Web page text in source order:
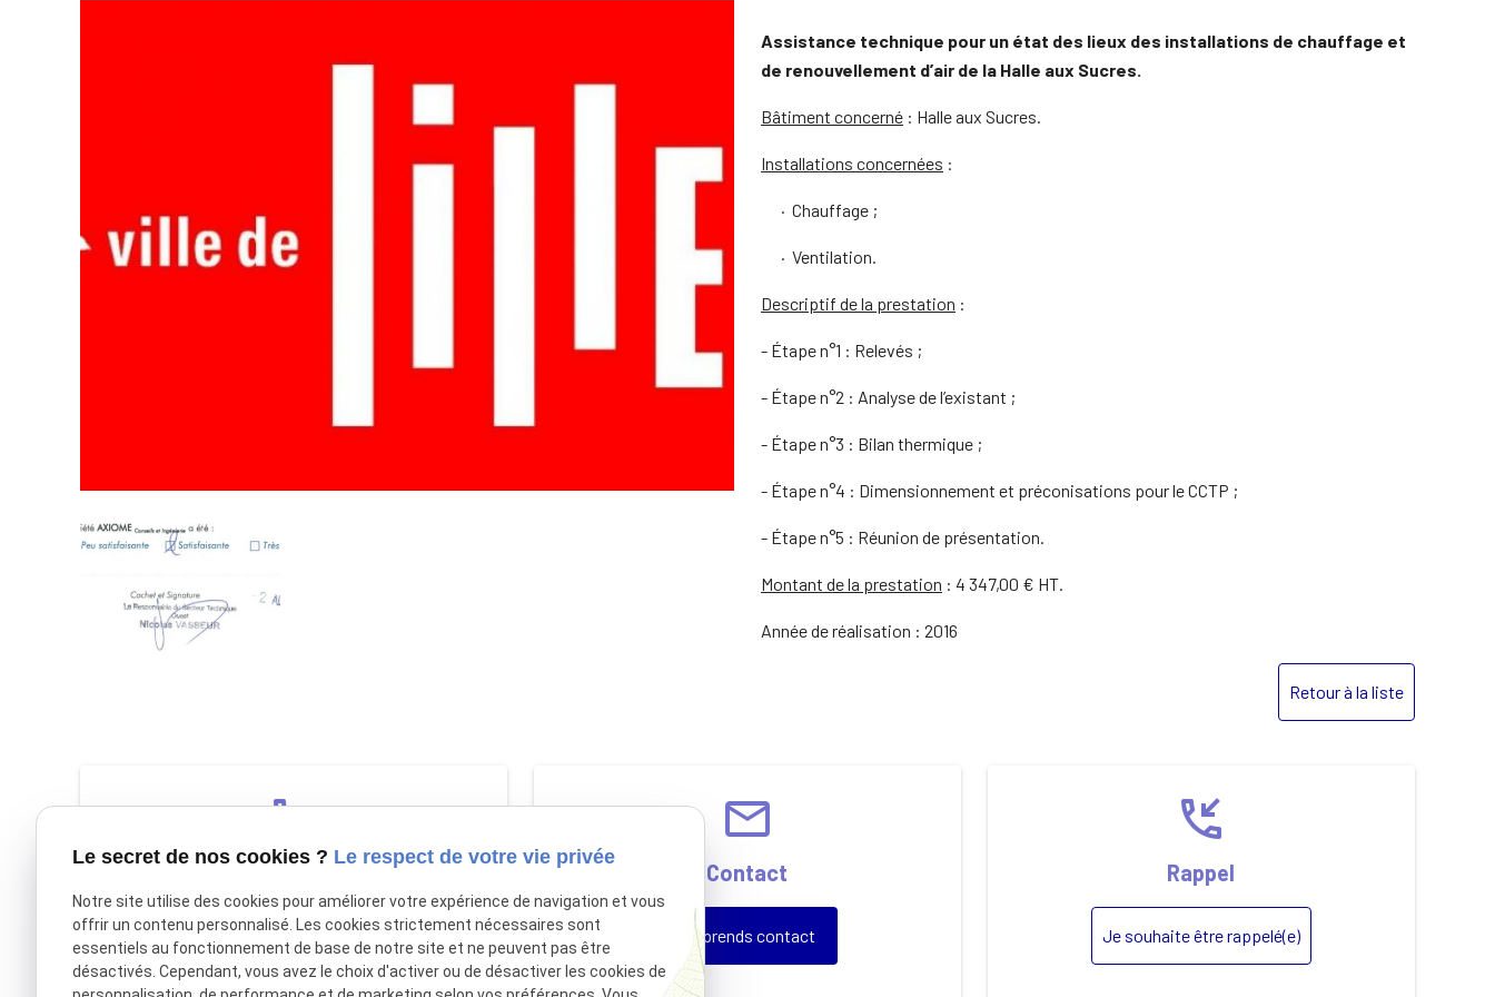
Assistance technique pour un état des lieux des installations de chauffage et
de renouvellement d’air de la Halle aux Sucres.
Bâtiment concerné : Halle aux Sucres.
Installations concernées :
· Chauffage ;
· Ventilation.
Descriptif de la prestation :
- Étape n°1 : Relevés ;
- Étape n°2 : Analyse de l’existant ;
- Étape n°3 : Bilan thermique ;
- Étape n°4 : Dimensionnement et préconisations pour le CCTP ;
- Étape n°5 : Réunion de présentation.
Montant de la prestation : 4 347,00 € HT.
Année de réalisation : 2016
Retour à la liste
phone
Nous appeler
03 27 96 78 84
email
Contact
Je prends contact
phone_callback
Rappel
Je souhaite être rappelé(e)
Le secret de nos cookies ? Le respect de votre vie privée
Notre site utilise des cookies pour améliorer votre expérience de navigation et vous
offrir un contenu personnalisé. Les cookies strictement nécessaires sont
essentiels au fonctionnement de base de notre site et ne peuvent pas être
désactivés. Cependant, vous avez le choix d'activer ou de désactiver les cookies de